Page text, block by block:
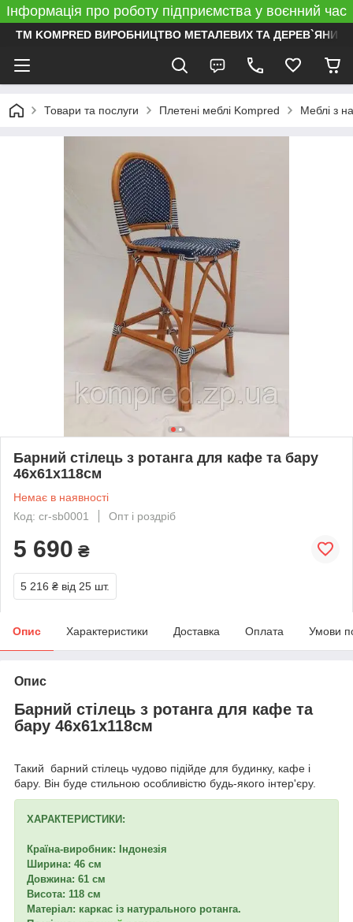
Інформація про роботу підприємства у воєнний час
ТМ KOMPRED ВИРОБНИЦТВО МЕТАЛЕВИХ ТА ДЕРЕВ`ЯНИХ
Товари та послуги Плетені меблі Kompred Меблі з
Барний стілець з ротанга для кафе та бару
46х61х118см
Немає в наявності
Код: cr-sb0001
Опт і роздріб
5 690 ₴
5 216 ₴ від 25 шт.
Опис Характеристики Доставка Оплата Умови
Опис
Барний стілець з ротанга для кафе та
бару 46х61х118см
Такий барний стілець чудово підійде для будинку, кафе і
бару. Він буде стильною особливістю будь-якого інтер'єру.
ХАРАКТЕРИСТИКИ:
Країна-виробник: Індонезія
Ширина: 46 см
Довжина: 61 см
Висота: 118 см
Матеріал: каркас із натурального ротанга.